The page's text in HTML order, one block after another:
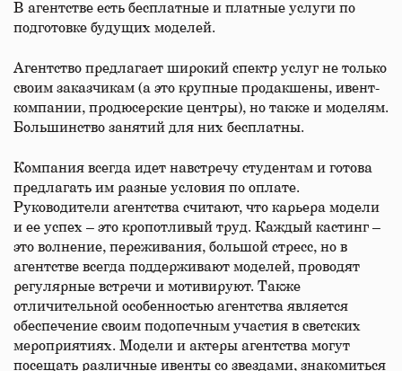
В агентстве есть бесплатные и платные услуги по
подготовке будущих моделей.
Агентство предлагает широкий спектр услуг не только
своим заказчикам (а это крупные продакшены, ивент-
компании, продюсерские центры), но также и моделям.
Большинство занятий для них бесплатны.
Компания всегда идет навстречу студентам и готова
предлагать им разные условия по оплате.
Руководители агентства считают, что карьера модели
и ее успех – это кропотливый труд. Каждый кастинг –
это волнение, переживания, большой стресс, но в
агентстве всегда поддерживают моделей, проводят
регулярные встречи и мотивируют. Также
отличительной особенностью агентства является
обеспечение своим подопечным участия в светских
мероприятиях. Модели и актеры агентства могут
посещать различные ивенты со звездами, знакомиться